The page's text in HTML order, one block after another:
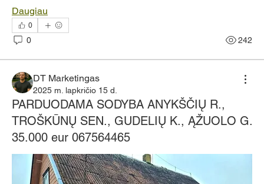
Daugiau
0
0 242
DT Marketingas
2025 m. lapkričio 15 d.
PARDUODAMA SODYBA ANYKŠČIŲ R.,
TROŠKŪNŲ SEN., GUDELIŲ K., ĄŽUOLO G.
35.000 eur 067564465